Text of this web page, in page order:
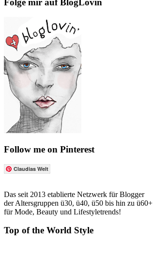
Folge mir auf BlogLovin
Follow me on Pinterest
Claudias Welt
Das seit 2013 etablierte Netzwerk für Blogger
der Altersgruppen ü30, ü40, ü50 bis hin zu ü60+
für Mode, Beauty und Lifestyletrends!
Top of the World Style